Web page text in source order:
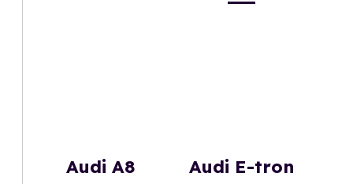
Audi A8 Audi E-tron